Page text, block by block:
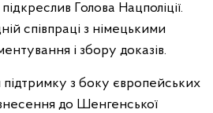
Голова Нацполіції.
співпраці з німецькими
і збору доказів.
з боку європейських
до Шенгенської